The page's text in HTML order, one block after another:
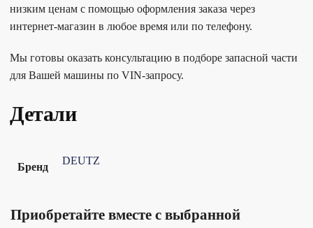
низким ценам с помощью оформления заказа через
интернет-магазин в любое время или по телефону.
Мы готовы оказать консультацию в подборе запасной части
для Вашей машины по VIN-запросу.
Детали
Бренд
DEUTZ
Приобретайте вместе с выбранной